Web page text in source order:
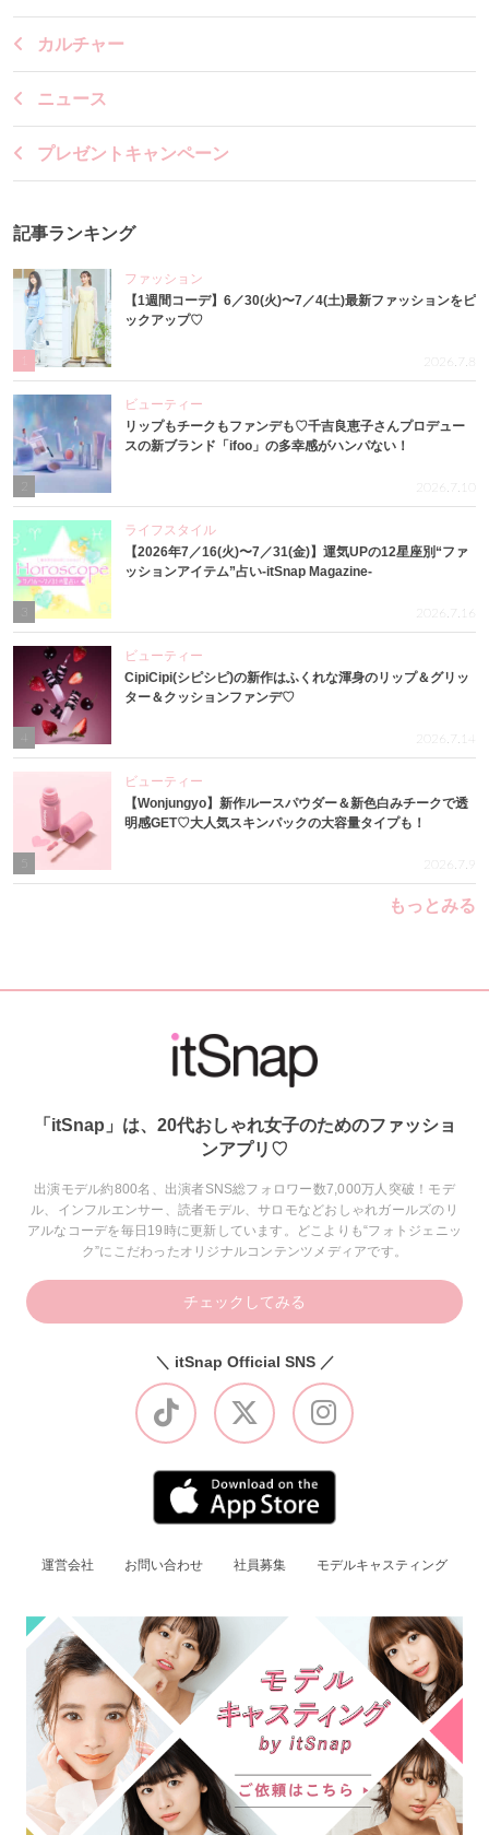
カルチャー
ニュース
プレゼントキャンペーン
記事ランキング
ファッション
【1週間コーデ】6／30(火)〜7／4(土)最新ファッションをピ
ックアップ♡
2026.7.8
ビューティー
リップもチークもファンデも♡千吉良恵子さんプロデュー
スの新ブランド「ifoo」の多幸感がハンパない！
2026.7.10
3
ライフスタイル
【2026年7／16(火)〜7／31(金)】運気UPの12星座別“ファ
ッションアイテム”占い-itSnap Magazine-
2026.7.16
4
ビューティー
CipiCipi(シピシピ)の新作はふくれな渾身のリップ＆グリッ
ター＆クッションファンデ♡
2026.7.14
ビューティー
【Wonjungyo】新作ルースパウダー＆新色白みチークで透
明感GET♡大人気スキンパックの大容量タイプも！
2026.7.9
もっとみる
「itSnap」は、20代おしゃれ女子のためのファッショ
ンアプリ♡
出演モデル約800名、出演者SNS総フォロワー数7,000万人突破！モデ
ル、インフルエンサー、読者モデル、サロモなどおしゃれガールズのリ
アルなコーデを毎日19時に更新しています。どこよりも“フォトジェニッ
ク”にこだわったオリジナルコンテンツメディアです。
チェックしてみる
＼ itSnap Official SNS ／
運営会社 お問い合わせ 社員募集 モデルキャスティング